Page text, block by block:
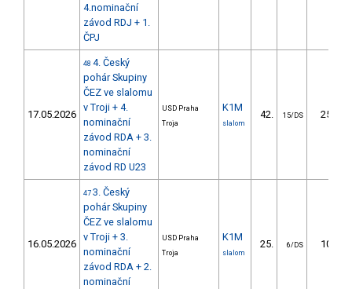
4.nominační
závod RDJ + 1.
ČPJ
17.05.2026
48 4. Český
pohár Skupiny
ČEZ ve slalomu
v Troji + 4.
nominační
závod RDA + 3.
nominační
závod RD U23
USD Praha
Troja
K1M
slalom
42. 15/DS 25.23
16.05.2026
47 3. Český
pohár Skupiny
ČEZ ve slalomu
v Troji + 3.
nominační
závod RDA + 2.
nominační
USD Praha
Troja
K1M
slalom
25. 6/DS 10.73